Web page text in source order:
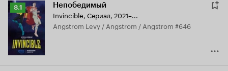
Рейтинг
Кинопоиска
8.1
8.1 Непобедимый
Invincible, Сериал, 2021–...
Angstrom Levy / Angstrom / Angstrom #646